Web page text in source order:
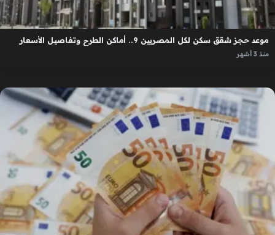
موعد حجز شقق سكن لكل المصريين 9.. أماكن الطرح وتفاصيل الأسعار
منذ 3 أشهر